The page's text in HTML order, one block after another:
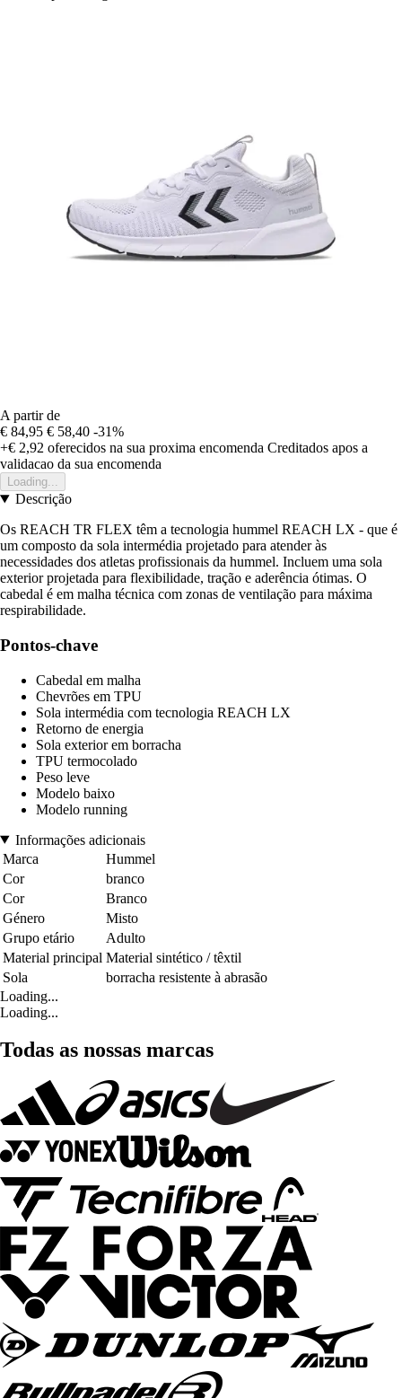
A partir de
€ 84,95 € 58,40 -31%
+€ 2,92 oferecidos na sua proxima encomenda Creditados apos a
validacao da sua encomenda
Loading...
Descrição
Os REACH TR FLEX têm a tecnologia hummel REACH LX - que é
um composto da sola intermédia projetado para atender às
necessidades dos atletas profissionais da hummel. Incluem uma sola
exterior projetada para flexibilidade, tração e aderência ótimas. O
cabedal é em malha técnica com zonas de ventilação para máxima
respirabilidade.
Pontos-chave
Cabedal em malha
Chevrões em TPU
Sola intermédia com tecnologia REACH LX
Retorno de energia
Sola exterior em borracha
TPU termocolado
Peso leve
Modelo baixo
Modelo running
Informações adicionais
Marca
Hummel
Cor
branco
Cor
Branco
Género
Misto
Grupo etário
Adulto
Material principal Material sintético / têxtil
Sola
borracha resistente à abrasão
Loading...
Loading...
Todas as nossas marcas